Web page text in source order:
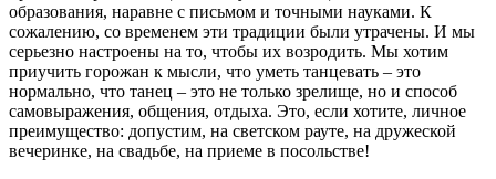
образования, наравне с письмом и точными науками. К
сожалению, со временем эти традиции были утрачены. И мы
серьезно настроены на то, чтобы их возродить. Мы хотим
приучить горожан к мысли, что уметь танцевать – это
нормально, что танец – это не только зрелище, но и способ
самовыражения, общения, отдыха. Это, если хотите, личное
преимущество: допустим, на светском рауте, на дружеской
вечеринке, на свадьбе, на приеме в посольстве!